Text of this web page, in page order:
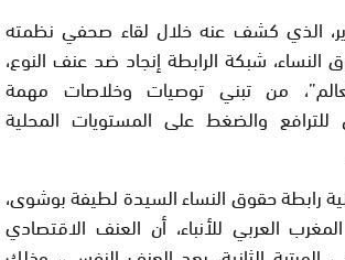
الذي كشف عنه خلال لقاء صحفي نظمته
النساء، شبكة الرابطة إنجاد ضد عنف النوع،
من تبني توصيات وخلاصات مهمة
والضغط على المستويات المحلية
رابطة حقوق النساء السيدة لطيفة بوشوى،
العربي للأنباء، أن العنف الاقتصادي